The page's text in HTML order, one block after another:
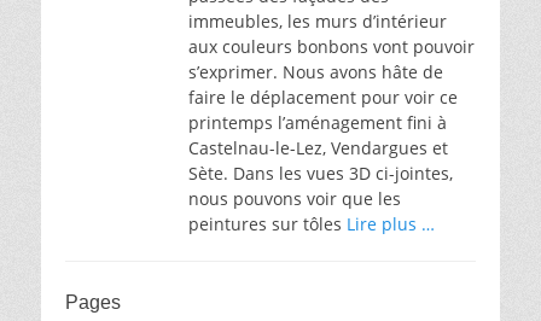
immeubles, les murs d’intérieur
aux couleurs bonbons vont pouvoir
s’exprimer. Nous avons hâte de
faire le déplacement pour voir ce
printemps l’aménagement fini à
Castelnau-le-Lez, Vendargues et
Sète. Dans les vues 3D ci-jointes,
nous pouvons voir que les
peintures sur tôles Lire plus …
Pages